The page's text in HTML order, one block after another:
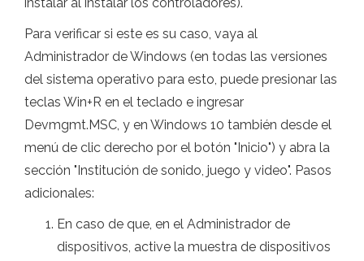
Para verificar si este es su caso, vaya al
Administrador de Windows (en todas las versiones
del sistema operativo para esto, puede presionar las
teclas Win+R en el teclado e ingresar
Devmgmt.MSC, y en Windows 10 también desde el
menú de clic derecho por el botón "Inicio") y abra la
sección "Institución de sonido, juego y video". Pasos
adicionales:
En caso de que, en el Administrador de
dispositivos, active la muestra de dispositivos